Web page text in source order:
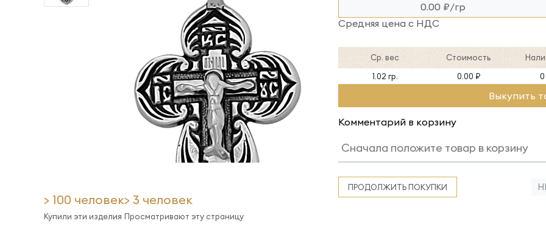
> 100 человек
Купили эти изделия
> 3 человек
Просматривают эту страницу
0.00 ₽/гр
Средняя цена с НДС
Ср. вес Стоимость
1.02 гр.
0.00 ₽ 0
Выкупить
Комментарий в корзину
ПРОДОЛЖИТЬ ПОКУПКИ